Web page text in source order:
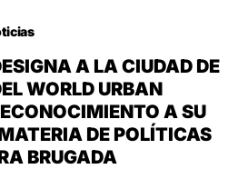
A LA CIUDAD DE
WORLD URBAN
A SU
DE POLÍTICAS
BRUGADA